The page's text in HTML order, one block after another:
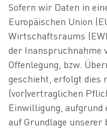
Sofern wir Daten in
Europäischen Union
Wirtschaftsraums
der Inanspruchnahme
Offenlegung, bzw.
geschieht, erfolgt dies
(vor)vertraglichen
Einwilligung,
auf Grundlage unserer